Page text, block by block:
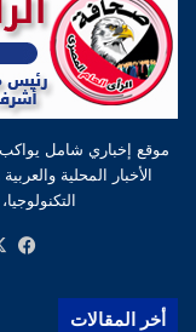
موقع إخباري شامل
الأخبار المحلية
أخر المقالات